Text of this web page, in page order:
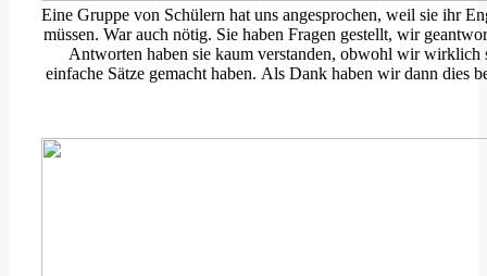
Eine Gruppe von Schülern hat uns angesprochen, weil sie ihr
müssen. War auch nötig. Sie haben Fragen gestellt, wir
Antworten haben sie kaum verstanden, obwohl wir wirklich
einfache Sätze gemacht haben. Als Dank haben wir dann dies